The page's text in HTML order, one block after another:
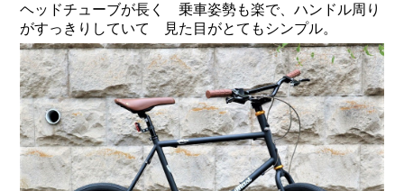
MASI（マージ）
PASHLEY（パシュレー）
RITEWAY（ライトウェイ）
tern（ターン）
tern Crest
tern SURGE
ヘッドチューブが長く 乗車姿勢も楽で、ハンドル周り
がすっきりしていて 見た目がとてもシンプル。